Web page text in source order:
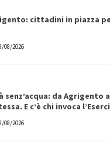
cittadini in piazza
08/2026
da Agrigento
E c’è chi invoca
08/2026